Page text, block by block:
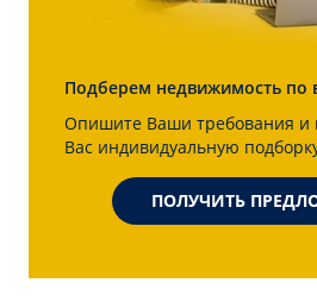
Подберем недвижимость по
Опишите Ваши требования и
Вас индивидуальную
ПОЛУЧИТЬ